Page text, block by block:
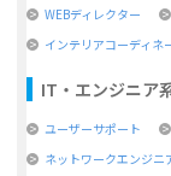
WEBディレクター
インテリアコーディネ
IT・エンジニア
ユーザーサポート
ネットワークエンジニ